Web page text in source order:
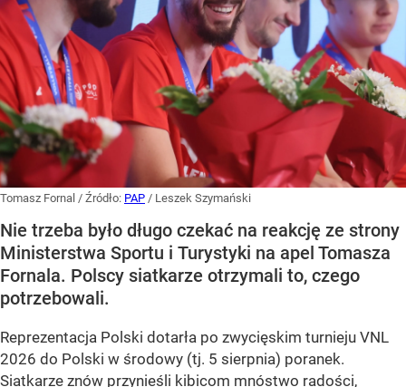
Tomasz Fornal / Źródło: PAP / Leszek Szymański
Nie trzeba było długo czekać na reakcję ze strony
Ministerstwa Sportu i Turystyki na apel Tomasza
Fornala. Polscy siatkarze otrzymali to, czego
potrzebowali.
Reprezentacja Polski dotarła po zwycięskim turnieju VNL
2026 do Polski w środowy (tj. 5 sierpnia) poranek.
Siatkarze znów przynieśli kibicom mnóstwo radości,